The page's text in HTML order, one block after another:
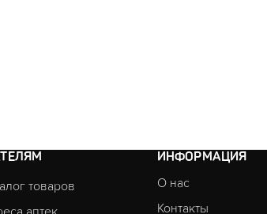
товаров
аптек
ИНФОРМАЦИЯ
О нас
Контакты